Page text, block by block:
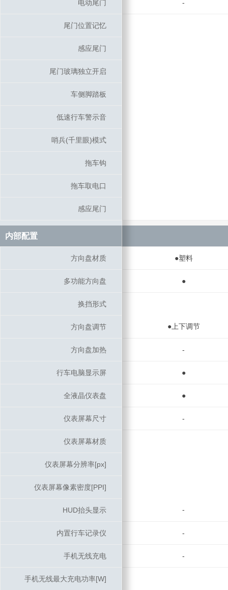
电动尾门 -
尾门位置记忆
感应尾门
尾门玻璃独立开启
车侧脚踏板
低速行车警示音
哨兵(千里眼)模式
拖车钩
拖车取电口
感应尾门
内部配置
方向盘材质 ●塑料
多功能方向盘 ●
换挡形式
方向盘调节 ●上下调节
方向盘加热 -
行车电脑显示屏 ●
全液晶仪表盘 ●
仪表屏幕尺寸 -
仪表屏幕材质
仪表屏幕分辨率[px]
仪表屏幕像素密度[PPI]
HUD抬头显示 -
内置行车记录仪 -
手机无线充电 -
手机无线最大充电功率[W]
电动尾门
尾门位置记忆
感应尾门
尾门玻璃独立开启
车侧脚踏板
低速行车警示音
哨兵(千里眼)模式
拖车钩
拖车取电口
感应尾门
内部配置
方向盘材质
多功能方向盘
换挡形式
方向盘调节
方向盘加热
行车电脑显示屏
全液晶仪表盘
仪表屏幕尺寸
仪表屏幕材质
仪表屏幕分辨率[px]
仪表屏幕像素密度[PPI]
HUD抬头显示
内置行车记录仪
手机无线充电
手机无线最大充电功率[W]